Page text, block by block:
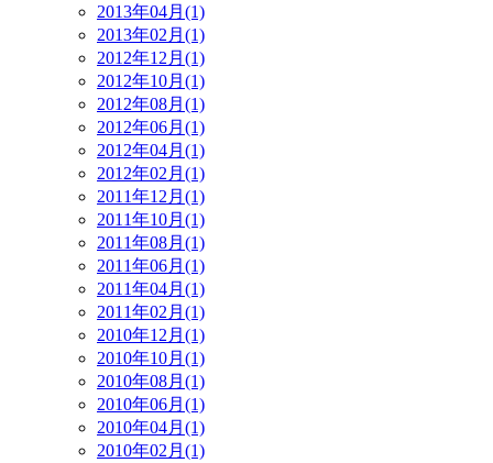
2013年04月(1)
2013年02月(1)
2012年12月(1)
2012年10月(1)
2012年08月(1)
2012年06月(1)
2012年04月(1)
2012年02月(1)
2011年12月(1)
2011年10月(1)
2011年08月(1)
2011年06月(1)
2011年04月(1)
2011年02月(1)
2010年12月(1)
2010年10月(1)
2010年08月(1)
2010年06月(1)
2010年04月(1)
2010年02月(1)